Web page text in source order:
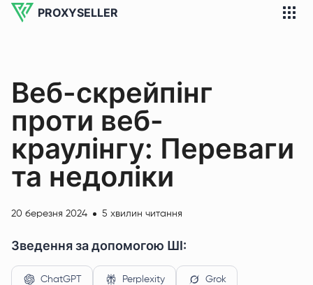
PROXYSELLER
Веб-скрейпінг
проти веб-
краулінгу: Переваги
та недоліки
20 березня 2024 5 хвилин читання
Зведення за допомогою ШІ:
ChatGPT Perplexity Grok